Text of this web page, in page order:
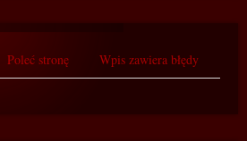
Poleć stronę Wpis zawiera błędy